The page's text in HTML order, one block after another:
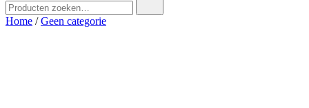
naar:
Home /Geen categorie